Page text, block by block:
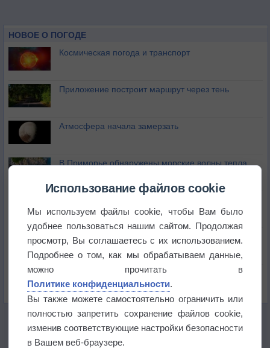
НОВОЕ О ПОГОДЕ
Космическая погода и транспорт
Приложение построит маршрут через тень
Атмосфера начала замерзать
В Приморье обнаружены морские волны тепла
бабочек
Погода в Екатеринбурге 6 августа
Погода в Краснодаре 6 августа
Использование файлов cookie
Мы используем файлы cookie, чтобы Вам было
удобнее пользоваться нашим сайтом. Продолжая
просмотр, Вы соглашаетесь с их использованием.
Подробнее о том, как мы обрабатываем данные,
можно прочитать в
Политике конфиденциальности.
Вы также можете самостоятельно ограничить или
полностью запретить сохранение файлов cookie,
изменив соответствующие настройки безопасности
в Вашем веб-браузере.